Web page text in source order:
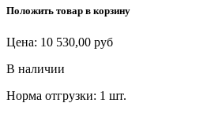
Положить товар в корзину
Цена: 10 530,00 руб
В наличии
Норма отгрузки: 1 шт.